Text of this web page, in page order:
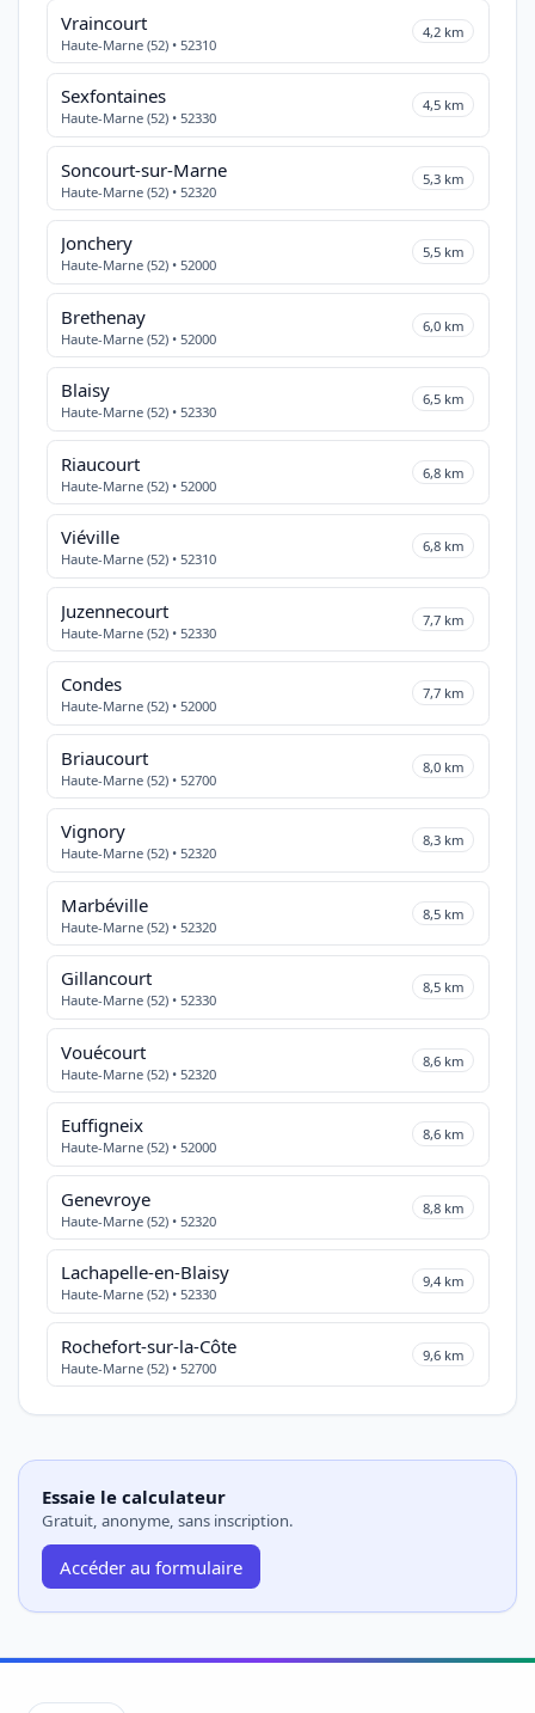
Vraincourt
Haute-Marne (52) • 52310
4,2 km
Sexfontaines
Haute-Marne (52) • 52330
4,5 km
Soncourt-sur-Marne
Haute-Marne (52) • 52320
5,3 km
Jonchery
Haute-Marne (52) • 52000
5,5 km
Brethenay
Haute-Marne (52) • 52000
6,0 km
Blaisy
Haute-Marne (52) • 52330
6,5 km
Riaucourt
Haute-Marne (52) • 52000
6,8 km
Viéville
Haute-Marne (52) • 52310
6,8 km
Juzennecourt
Haute-Marne (52) • 52330
7,7 km
Condes
Haute-Marne (52) • 52000
7,7 km
Briaucourt
Haute-Marne (52) • 52700
8,0 km
Vignory
Haute-Marne (52) • 52320
8,3 km
Marbéville
Haute-Marne (52) • 52320
8,5 km
Gillancourt
Haute-Marne (52) • 52330
8,5 km
Vouécourt
Haute-Marne (52) • 52320
8,6 km
Euffigneix
Haute-Marne (52) • 52000
8,6 km
Genevroye
Haute-Marne (52) • 52320
8,8 km
Lachapelle-en-Blaisy
Haute-Marne (52) • 52330
9,4 km
Rochefort-sur-la-Côte
Haute-Marne (52) • 52700
9,6 km
Essaie le calculateur
Gratuit, anonyme, sans inscription.
Accéder au formulaire